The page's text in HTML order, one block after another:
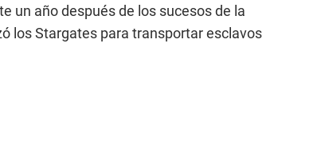
un año después de los sucesos de la
los Stargates para transportar esclavos